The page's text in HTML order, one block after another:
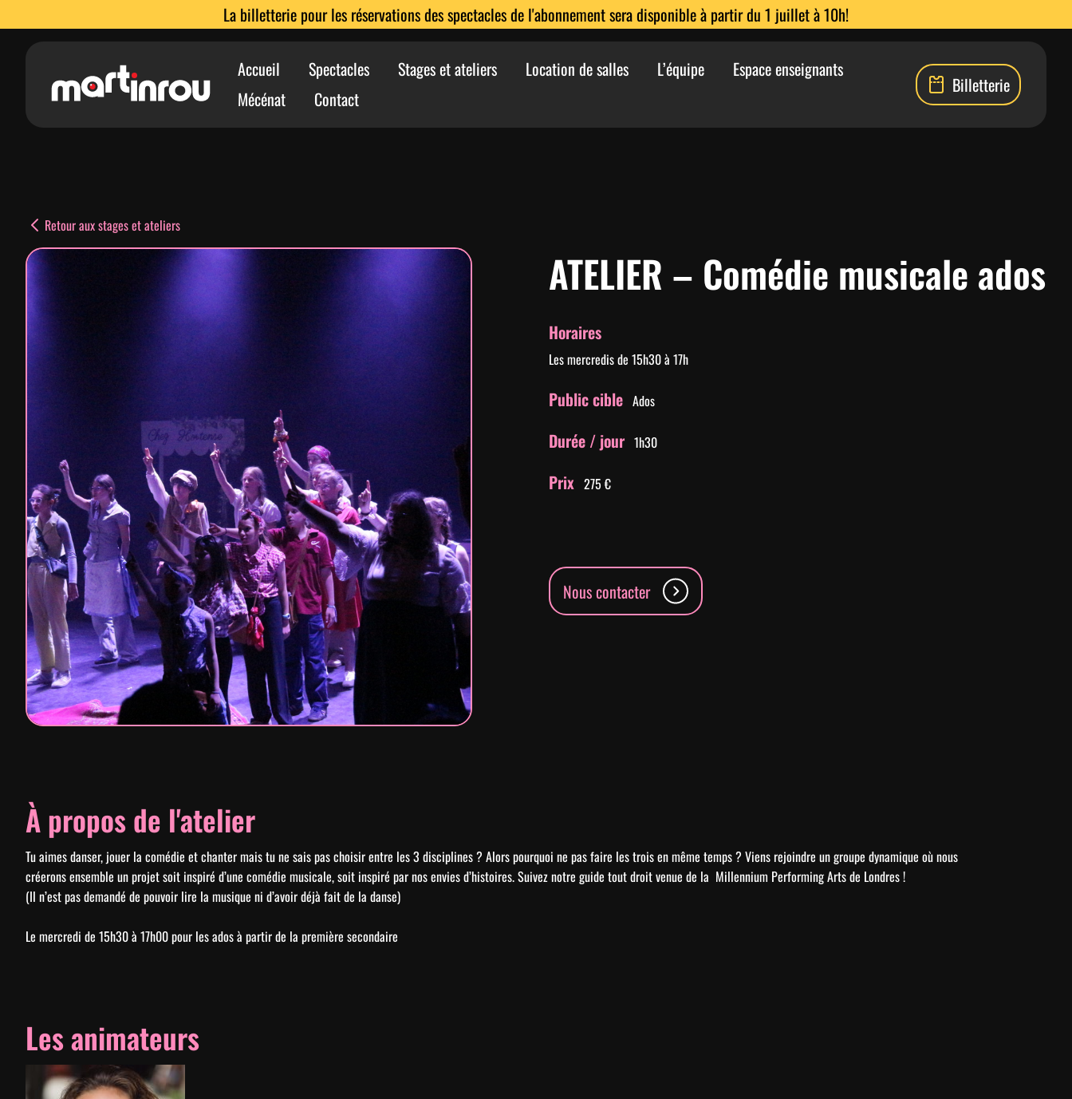
La billetterie pour les réservations des spectacles de l'abonnement sera disponible à partir du 1 juillet à 10h!
Accueil Spectacles Stages et ateliers Location de salles L’équipe
Espace enseignants
Mécénat
Contact
Billetterie
Retour aux stages et ateliers
ATELIER – Comédie musicale ados
Horaires
Les mercredis de 15h30 à 17h
Public cible Ados
Durée / jour 1h30
Prix 275 €
Nous contacter
À propos de l'atelier
Tu aimes danser, jouer la comédie et chanter mais tu ne sais pas choisir entre les 3 disciplines ? Alors pourquoi ne pas faire les trois en même temps ? Viens rejoindre un groupe dynamique où nous
créerons ensemble un projet soit inspiré d’une comédie musicale, soit inspiré par nos envies d’histoires. Suivez notre guide tout droit venue de la Millennium Performing Arts de Londres !
(Il n’est pas demandé de pouvoir lire la musique ni d’avoir déjà fait de la danse)
Le mercredi de 15h30 à 17h00 pour les ados à partir de la première secondaire
Les animateurs